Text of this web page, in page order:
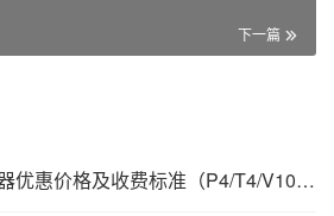
下一篇
阿里云GPU云服务器优惠价格及收费标准（P4/T4/V100/P100）